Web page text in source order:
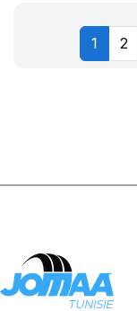
1 2